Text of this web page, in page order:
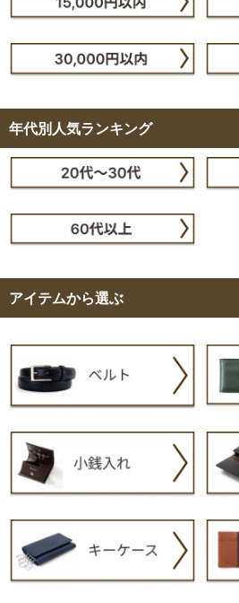
年代別人気ランキング
アイテムから選ぶ